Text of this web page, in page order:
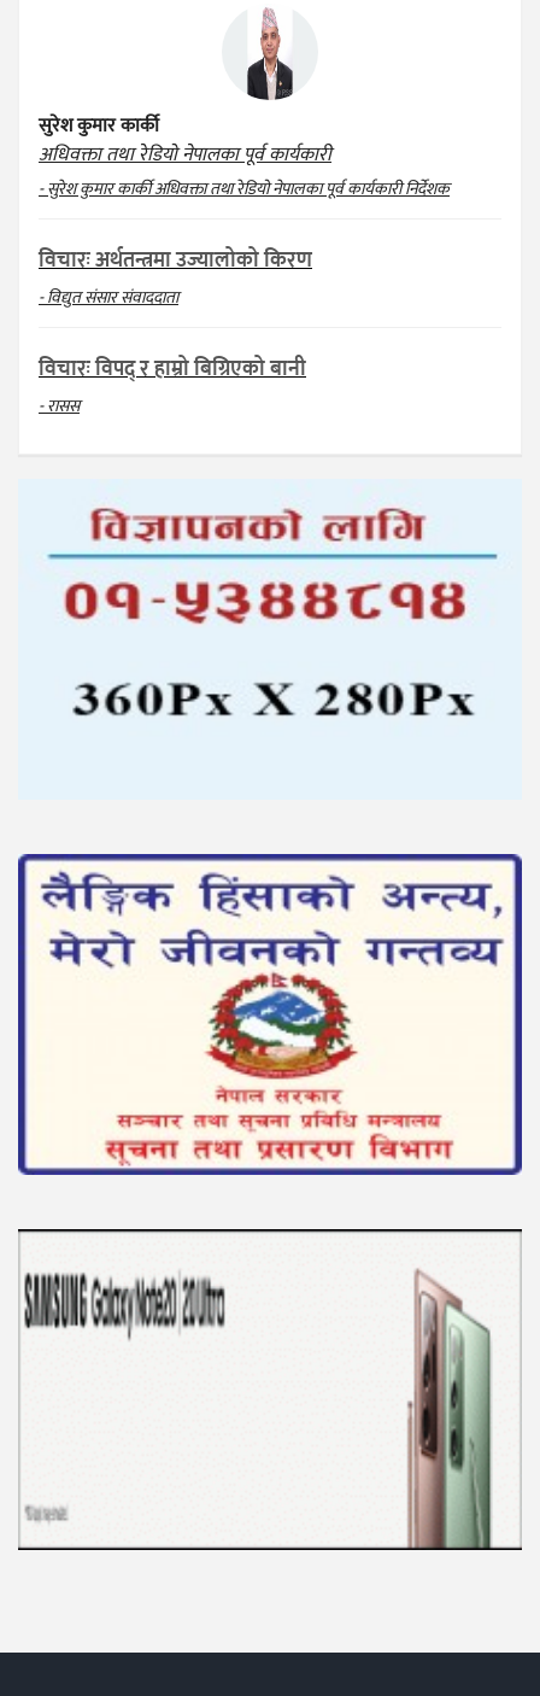
सुरेश कुमार कार्की
अधिवक्ता तथा रेडियो नेपालका पूर्व कार्यकारी
- सुरेश कुमार कार्की अधिवक्ता तथा रेडियो नेपालका पूर्व कार्यकारी निर्देशक
विचारः अर्थतन्त्रमा उज्यालोको किरण
- विद्युत संसार संवाददाता
विचारः विपद् र हाम्रो बिग्रिएको बानी
- रासस